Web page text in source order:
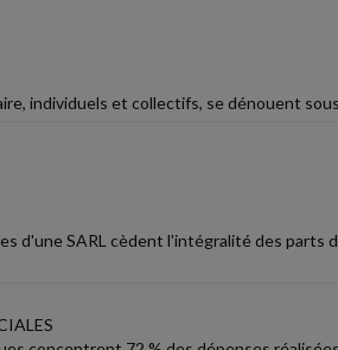
individuels et collectifs, se dénouent
d'une SARL cèdent l'intégralité des parts